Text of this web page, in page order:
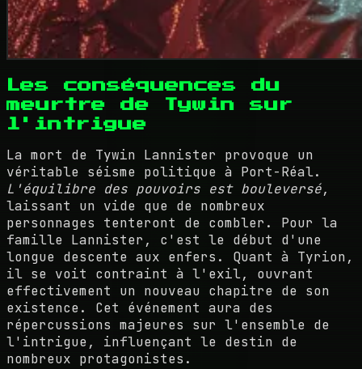
Les conséquences du
meurtre de Tywin sur
l'intrigue
La mort de Tywin Lannister provoque un
véritable séisme politique à Port-Réal.
L'équilibre des pouvoirs est bouleversé,
laissant un vide que de nombreux
personnages tenteront de combler. Pour la
famille Lannister, c'est le début d'une
longue descente aux enfers. Quant à Tyrion,
il se voit contraint à l'exil, ouvrant
effectivement un nouveau chapitre de son
existence. Cet événement aura des
répercussions majeures sur l'ensemble de
l'intrigue, influençant le destin de
nombreux protagonistes.